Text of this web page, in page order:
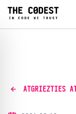
ATGRIEZTIES